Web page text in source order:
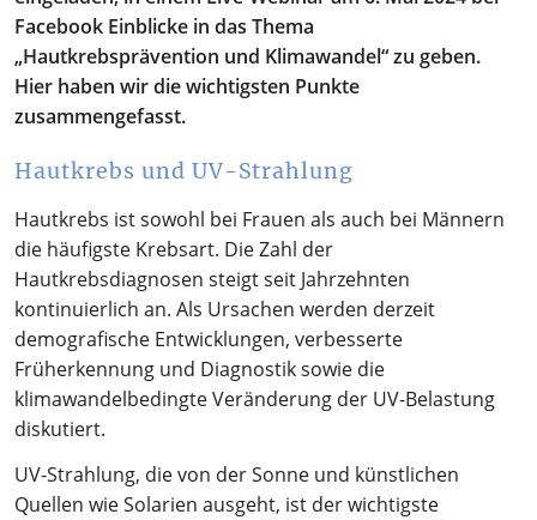
Facebook Einblicke in das Thema
„Hautkrebsprävention und Klimawandel“ zu geben.
Hier haben wir die wichtigsten Punkte
zusammengefasst.
Hautkrebs und UV-Strahlung
Hautkrebs ist sowohl bei Frauen als auch bei Männern
die häufigste Krebsart. Die Zahl der
Hautkrebsdiagnosen steigt seit Jahrzehnten
kontinuierlich an. Als Ursachen werden derzeit
demografische Entwicklungen, verbesserte
Früherkennung und Diagnostik sowie die
klimawandelbedingte Veränderung der UV-Belastung
diskutiert.
UV-Strahlung, die von der Sonne und künstlichen
Quellen wie Solarien ausgeht, ist der wichtigste